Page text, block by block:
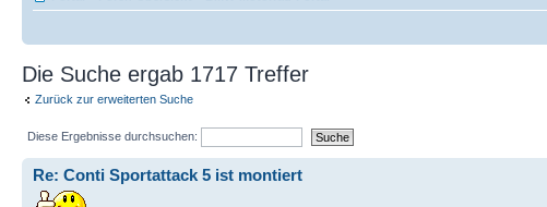
Die Suche ergab 1717 Treffer
Zurück zur erweiterten Suche
Diese Ergebnisse durchsuchen:
Re: Conti Sportattack 5 ist montiert